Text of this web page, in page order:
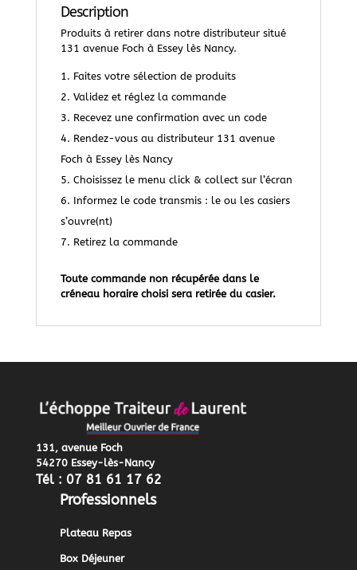
Description
Produits à retirer dans notre distributeur situé
131 avenue Foch à Essey lès Nancy.
Faites votre sélection de produits
Validez et réglez la commande
Recevez une confirmation avec un code
Rendez-vous au distributeur 131 avenue
Foch à Essey lès Nancy
Choisissez le menu click & collect sur l’écran
Informez le code transmis : le ou les casiers
s’ouvre(nt)
Retirez la commande
Toute commande non récupérée dans le
créneau horaire choisi sera retirée du casier.
131, avenue Foch
54270 Essey-lès-Nancy
Tél : 07 81 61 17 62
Professionnels
Plateau Repas
Box Déjeuner